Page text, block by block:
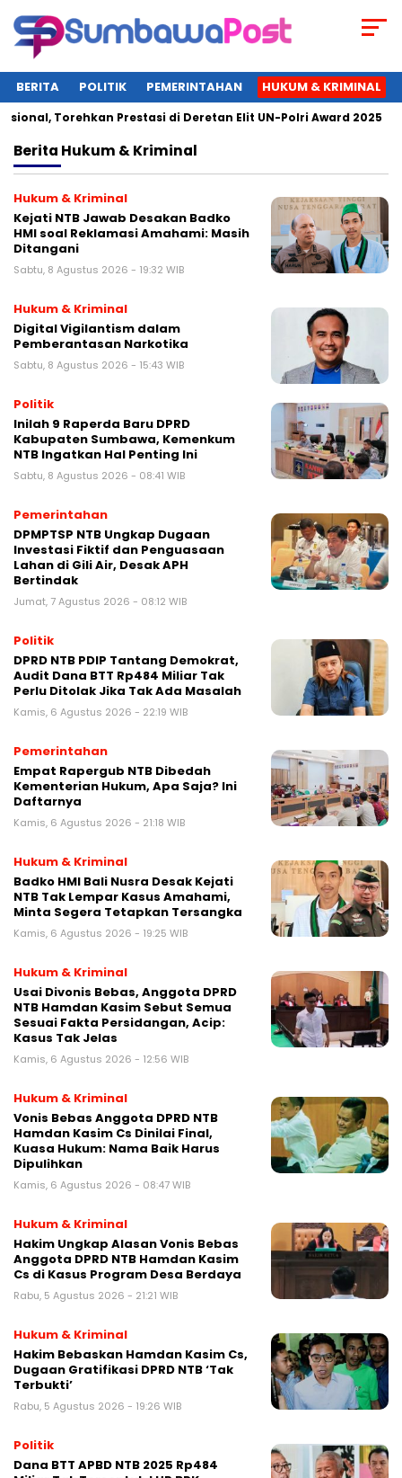
BERITA POLITIK PEMERINTAHAN HUKUM & KRIMINAL
Torehkan Prestasi di Deretan Elit UN-Polri Award 2025
Berita Hukum & Kriminal
Hukum & Kriminal
Kejati NTB Jawab Desakan Badko
HMI soal Reklamasi Amahami: Masih
Ditangani
Sabtu, 8 Agustus 2026 - 19:32 WIB
Hukum & Kriminal
Digital Vigilantism dalam
Pemberantasan Narkotika
Sabtu, 8 Agustus 2026 - 15:43 WIB
Politik
Inilah 9 Raperda Baru DPRD
Kabupaten Sumbawa, Kemenkum
NTB Ingatkan Hal Penting Ini
Sabtu, 8 Agustus 2026 - 08:41 WIB
Pemerintahan
DPMPTSP NTB Ungkap Dugaan
Investasi Fiktif dan Penguasaan
Lahan di Gili Air, Desak APH
Bertindak
Jumat, 7 Agustus 2026 - 08:12 WIB
Politik
DPRD NTB PDIP Tantang Demokrat,
Audit Dana BTT Rp484 Miliar Tak
Perlu Ditolak Jika Tak Ada Masalah
Kamis, 6 Agustus 2026 - 22:19 WIB
Pemerintahan
Empat Rapergub NTB Dibedah
Kementerian Hukum, Apa Saja? Ini
Daftarnya
Kamis, 6 Agustus 2026 - 21:18 WIB
Hukum & Kriminal
Badko HMI Bali Nusra Desak Kejati
NTB Tak Lempar Kasus Amahami,
Minta Segera Tetapkan Tersangka
Kamis, 6 Agustus 2026 - 19:25 WIB
Hukum & Kriminal
Usai Divonis Bebas, Anggota DPRD
NTB Hamdan Kasim Sebut Semua
Sesuai Fakta Persidangan, Acip:
Kasus Tak Jelas
Kamis, 6 Agustus 2026 - 12:56 WIB
Hukum & Kriminal
Vonis Bebas Anggota DPRD NTB
Hamdan Kasim Cs Dinilai Final,
Kuasa Hukum: Nama Baik Harus
Dipulihkan
Kamis, 6 Agustus 2026 - 08:47 WIB
Hukum & Kriminal
Hakim Ungkap Alasan Vonis Bebas
Anggota DPRD NTB Hamdan Kasim
Cs di Kasus Program Desa Berdaya
Rabu, 5 Agustus 2026 - 21:21 WIB
Hukum & Kriminal
Hakim Bebaskan Hamdan Kasim Cs,
Dugaan Gratifikasi DPRD NTB ‘Tak
Terbukti’
Rabu, 5 Agustus 2026 - 19:26 WIB
Politik
Dana BTT APBD NTB 2025 Rp484